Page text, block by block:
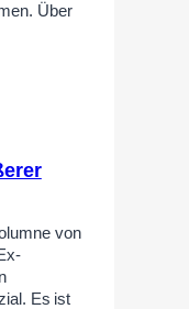
Über
von
Es ist